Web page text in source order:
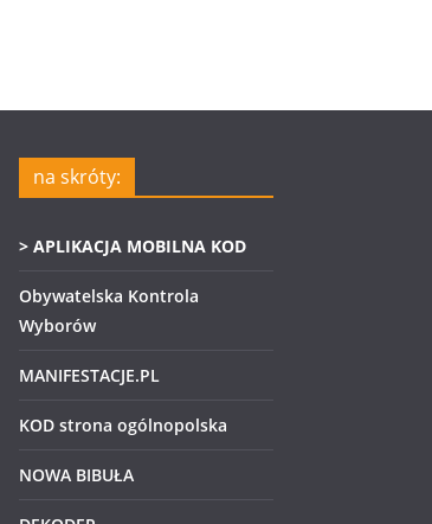
na skróty:
> APLIKACJA MOBILNA KOD
Obywatelska Kontrola
Wyborów
MANIFESTACJE.PL
KOD strona ogólnopolska
NOWA BIBUŁA